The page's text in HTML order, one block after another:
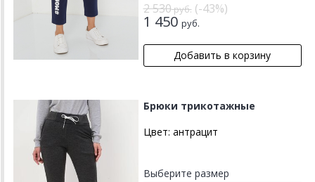
2 530руб.(-43%)
1 450 руб.
Брюки трикотажные
Цвет: антрацит
Выберите размер